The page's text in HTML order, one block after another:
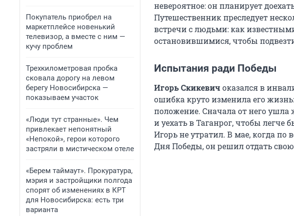
Покупатель приобрел на
маркетплейсе новенький
телевизор, а вместе с ним —
кучу проблем
Трехкилометровая пробка
сковала дорогу на левом
берегу Новосибирска —
показываем участок
«Люди тут странные». Чем
привлекает непонятный
«Непокой», герои которого
застряли в мистическом отеле
«Берем таймаут». Прокуратура,
мэрия и застройщики полгода
спорят об изменениях в КРТ
для Новосибирска: есть три
варианта
невероятное: он планирует
Путешественник преследует
встречи с людьми: как
остановившимися, чтобы
Испытания ради Победы
Игорь Скикевичоказался в
ошибка круто изменила его
положение. Сначала от него
и уехать в Таганрог, чтобы легче
Игорь не утратил. В мае, когда по
Дня Победы, он решил отдать